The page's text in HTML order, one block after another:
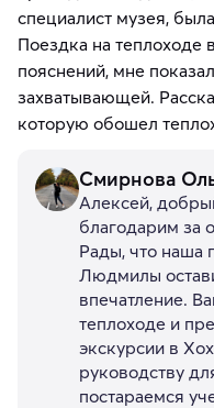
специалист музея,
Поездка на теплоходе
пояснений, мне
захватывающей.
которую обошел
Смирнова
Алексей,
благодарим за
Рады, что наша
Людмилы
впечатление.
теплоходе и
экскурсии в
руководству
постараемся